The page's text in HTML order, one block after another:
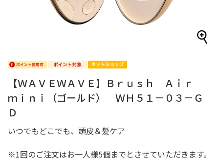
【ＷＡＶＥＷＡＶＥ】Ｂｒｕｓｈ Ａｉｒ
ｍｉｎｉ（ゴールド） ＷＨ５１－０３－Ｇ
Ｄ
いつでもどこでも、頭皮＆髪ケア
※1回のご注文はお一人様5個までとさせていただきます。